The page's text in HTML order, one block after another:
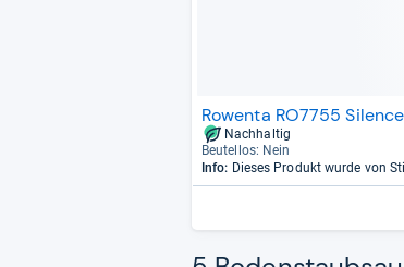
Rowenta RO7755
Nachhaltig
Beu­tel­los: Nein
Info: Dieses Produkt wurde von